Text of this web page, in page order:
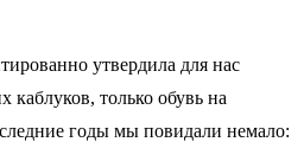
утвердила для нас
только обувь на
годы мы повидали немало: